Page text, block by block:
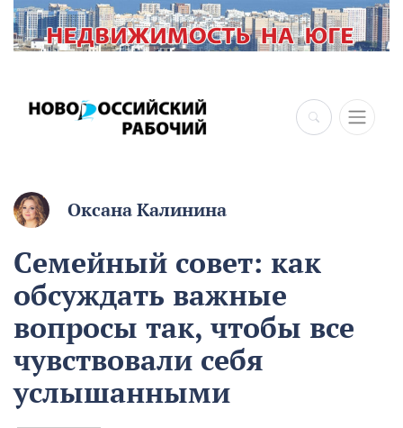
×
Оксана Калинина
Семейный совет: как
обсуждать важные
вопросы так, чтобы все
чувствовали себя
услышанными